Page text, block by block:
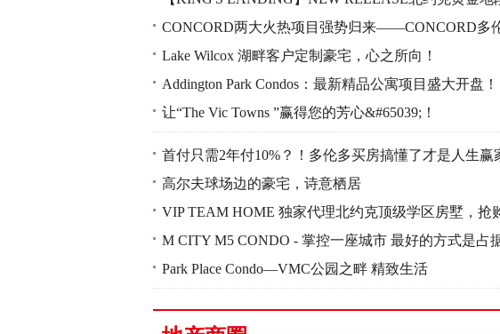
CONCORD两大火热项目强势归来——CONCORD多
Lake Wilcox 湖畔客户定制豪宅，心之所向！
Addington Park Condos：最新精品公寓项目盛大开盘！
让“The Vic Towns ”赢得您的芳心&#65039;！
首付只需2年付10%？！多伦多买房搞懂了才是人生赢
高尔夫球场边的豪宅，诗意栖居
VIP TEAM HOME 独家代理北约克顶级学区房墅，抢
M CITY M5 CONDO - 掌控一座城市 最好的方式是占
Park Place Condo—VMC公园之畔 精致生活